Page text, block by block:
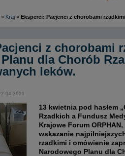
» Kraj » Eksperci: Pacjenci z chorobami
z chorobami
dla Chorób
leków.
04-2021
13 kwietnia pod hasłem
Rzadkich a Fundusz
Krajowe Forum
wskazanie
rzadkimi i omówienie
Narodowego Planu dla